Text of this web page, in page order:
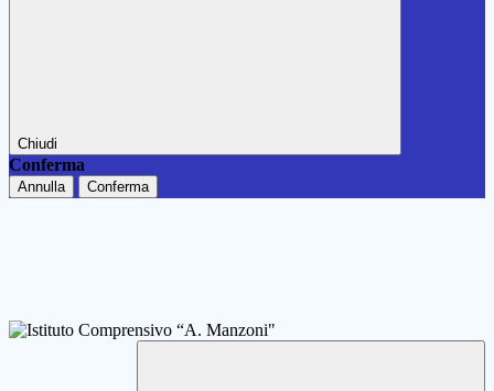
Chiudi
Conferma
Annulla Conferma